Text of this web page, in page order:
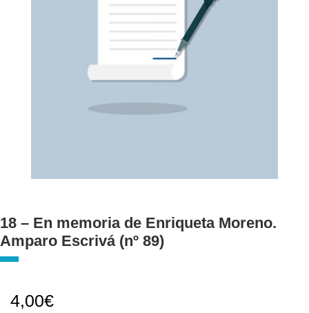
18 – En memoria de Enriqueta Moreno.
Amparo Escrivá (nº 89)
4,00€